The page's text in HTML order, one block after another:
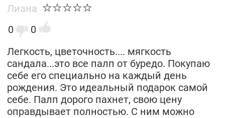
Лиана
0
0
Легкость, цветочность.... мягкость
сандала...это все палп от буредо. Покупаю
себе его специально на каждый день
рождения. Это идеальный подарок самой
себе. Палп дорого пахнет, свою цену
оправдывает полностью. С ним можно